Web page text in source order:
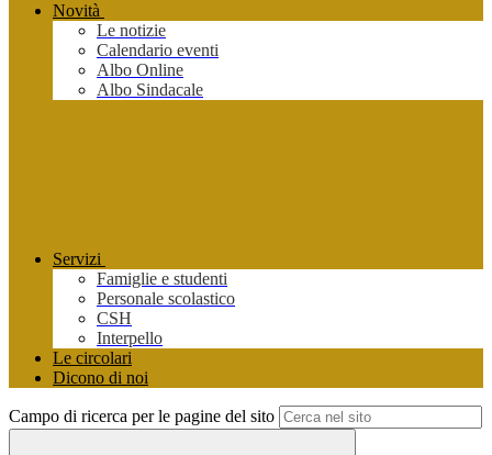
Novità
Le notizie
Calendario eventi
Albo Online
Albo Sindacale
Servizi
Famiglie e studenti
Personale scolastico
CSH
Interpello
Le circolari
Dicono di noi
Campo di ricerca per le pagine del sito